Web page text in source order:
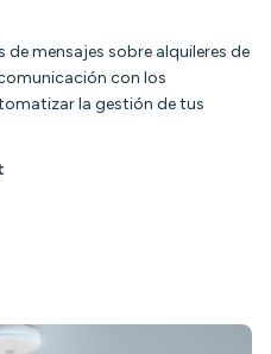
de mensajes sobre alquileres de
con los
la gestión de tus